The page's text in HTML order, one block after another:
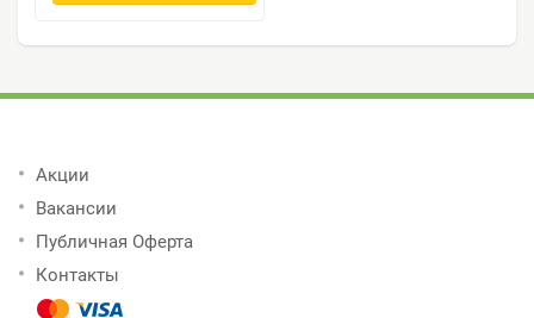
Акции
Вакансии
Публичная Оферта
Контакты